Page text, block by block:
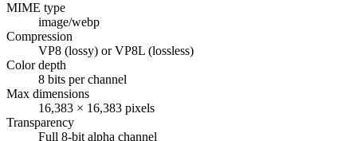
MIME type
image/webp
Compression
VP8 (lossy) or VP8L (lossless)
Color depth
8 bits per channel
Max dimensions
16,383 × 16,383 pixels
Transparency
Full 8-bit alpha channel